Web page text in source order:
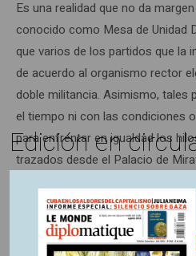
Es una realidad que no da
conocido como Mesa de Unidad
que varios de los partidos que la
de acuerdo al organismo rector
doble militancia. Asimismo, tales
el tiempo ni con las condiciones
para enfrentar en igualdad los
trazados desde el Palacio de
las indecisiones y la atomización,
ninguna; no tienen posibilidades
cambio y liderazgo social, y
Edición en